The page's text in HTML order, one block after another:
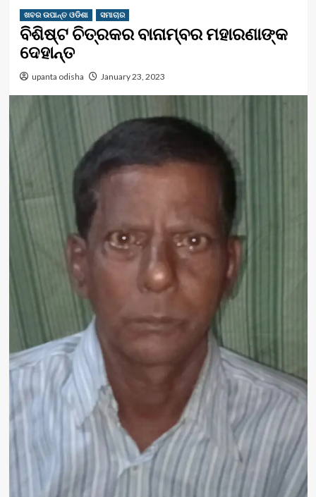
ଖବର ଉପାନ୍ତ ଓଡିଶା ସମାଚାର
ବିଶିଷ୍ଟ ଚିତ୍ରକର ବାନାମ୍ବର ମହାରଣାଙ୍କ
ଦେହାନ୍ତ
upanta odisha January 23, 2023